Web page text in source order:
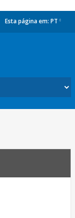
Esta página em: PT